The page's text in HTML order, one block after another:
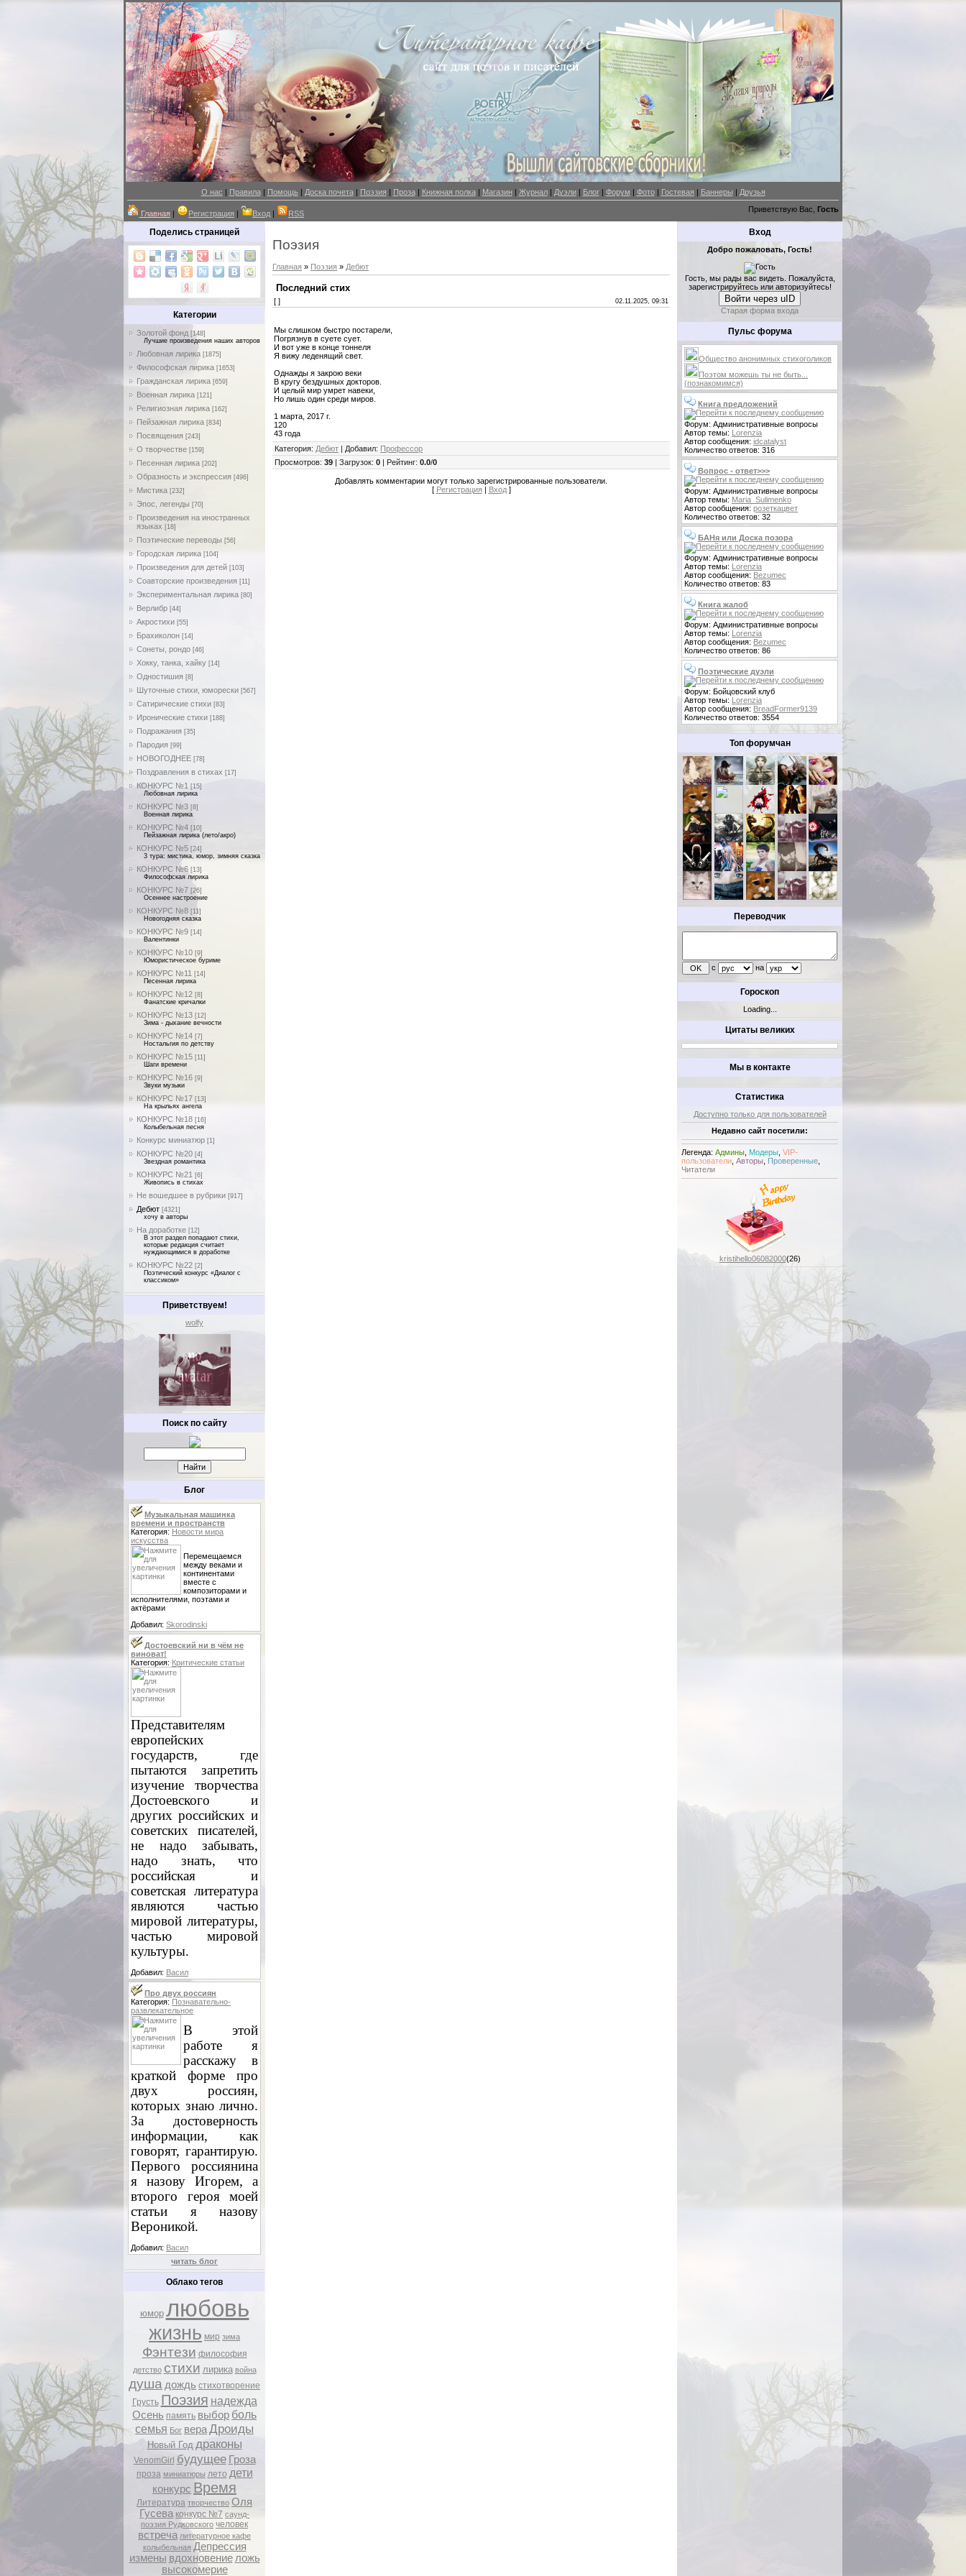
О нас | Правила| Помощь | Доска почета| Поэзия | Проза| Книжная полка| Магазин| Журнал| Дуэли| Блог| Форум | Фото| Гостевая | Баннеры | Друзья
Главная | Регистрация | Вход | RSS Приветствую Вас, Гость
Поделись страницей
Категории
Золотой фонд [148]
Лучшие произведения наших авторов
Любовная лирика [1875]
Философская лирика [1653]
Гражданская лирика [659]
Военная лирика [121]
Религиозная лирика [162]
Пейзажная лирика [834]
Посвящения [243]
О творчестве [159]
Песенная лирика [202]
Образность и экспрессия [496]
Мистика [232]
Эпос, легенды [70]
Произведения на иностранных
языках [18]
Поэтические переводы [56]
Городская лирика [104]
Произведения для детей [103]
Соавторские произведения [11]
Экспериментальная лирика [80]
Верлибр [44]
Акростихи [55]
Брахиколон [14]
Сонеты, рондо [46]
Хокку, танка, хайку [14]
Одностишия [8]
Шуточные стихи, юморески [567]
Сатирические стихи [83]
Иронические стихи [188]
Подражания [35]
Пародия [99]
НОВОГОДНЕЕ [78]
Поздравления в стихах [17]
КОНКУРС №1 [15]
Любовная лирика
КОНКУРС №3 [8]
Военная лирика
КОНКУРС №4 [10]
Пейзажная лирика (лето/акро)
КОНКУРС №5 [24]
3 тура: мистика, юмор, зимняя сказка
КОНКУРС №6 [13]
Философская лирика
КОНКУРС №7 [26]
Осеннее настроение
КОНКУРС №8 [11]
Новогодняя сказка
КОНКУРС №9 [14]
Валентинки
КОНКУРС №10 [9]
Юмористическое буриме
КОНКУРС №11 [14]
Песенная лирика
КОНКУРС №12 [8]
Фанатские кричалки
КОНКУРС №13 [12]
Зима - дыхание вечности
КОНКУРС №14 [7]
Ностальгия по детству
КОНКУРС №15 [11]
Шаги времени
КОНКУРС №16 [9]
Звуки музыки
КОНКУРС №17 [13]
На крыльях ангела
КОНКУРС №18 [16]
Колыбельная песня
Конкурс миниатюр [1]
КОНКУРС №20 [4]
Звездная романтика
КОНКУРС №21 [6]
Живопись в стихах
Не вошедшее в рубрики [917]
Дебют [4321]
хочу в авторы
На доработке [12]
В этот раздел попадают стихи,
которые редакция считает
нуждающимися в доработке
КОНКУРС №22 [2]
Поэтический конкурс «Диалог с
классиком»
Приветствуем!
wolfy
Поиск по сайту
Блог
Музыкальная машинка
времени и пространств
Категория: Новости мира
искусства
Перемещаемся
между веками и
континентами
вместе с
композиторами и
исполнителями, поэтами и
актёрами
Добавил: Skorodinski
Достоевский ни в чём не
виноват!
Категория: Критические статьи
Представителям
европейских
государств, где
пытаются запретить
изучение творчества
Достоевского и
других российских и
советских писателей,
не надо забывать,
надо знать, что
российская и
советская литература
являются частью
мировой литературы,
частью мировой
культуры.
Добавил: Васил
Про двух россиян
Категория: Познавательно-
развлекательное
В этой
работе я
расскажу в
краткой форме про
двух россиян,
которых знаю лично.
За достоверность
информации, как
говорят, гарантирую.
Первого россиянина
я назову Игорем, а
второго героя моей
статьи я назову
Вероникой.
Добавил: Васил
читать блог
Облако тегов
юмор любовь
жизнь мир зима
Фэнтези философия
детство стихи лирика война
душа дождь стихотворение
Грусть Поэзия надежда
Осень память выбор боль
семья Бог вераДроиды
Новый Год драконы
VenomGirl будущее Гроза
проза миниатюры лето дети
конкурс Время
Литература творчество Оля
Гусева конкурс №7 саунд-
поэзия Рудковского человек
встреча литературное кафе
колыбельная Депрессия
измены вдохновение ложь
высокомерие
Поэзия
Главная » Поэзия » Дебют
Последний стих
[ ] 02.11.2025, 09:31
Мы слишком быстро постарели,
Погрязнув в суете сует.
И вот уже в конце тоннеля
Я вижу леденящий свет.
Однажды я закрою веки
В кругу бездушных докторов.
И целый мир умрет навеки,
Но лишь один среди миров.
1 марта, 2017 г.
120
43 года
Категория: Дебют Добавил: Профессор
Просмотров: 39 Загрузок: 0 Рейтинг: 0.0/0
Добавлять комментарии могут только зарегистрированные пользователи.
[ Регистрация Вход]
Вход
Добро пожаловать, Гость!
Гость, мы рады вас видеть. Пожалуйста,
зарегистрируйтесь или авторизуйтесь!
Войти через uID
Старая форма входа
Пульс форума
Общество анонимных стихоголиков
Поэтом можешь ты не быть...
(познакомимся)
Книга предложений
Форум: Административные вопросы
Автор темы: Lorenzia
Автор сообщения: idcatalyst
Количество ответов: 316
Вопрос - ответ>>>
Форум: Административные вопросы
Автор темы: Maria_Sulimenko
Автор сообщения: розеткацвет
Количество ответов: 32
БАНя или Доска позора
Форум: Административные вопросы
Автор темы: Lorenzia
Автор сообщения: Bezumec
Количество ответов: 83
Книга жалоб
Форум: Административные вопросы
Автор темы: Lorenzia
Автор сообщения: Bezumec
Количество ответов: 86
Поэтические дуэли
Форум: Бойцовский клуб
Автор темы: Lorenzia
Автор сообщения: BreadFormer9139
Количество ответов: 3554
Топ форумчан
Переводчик
с на
Гороскоп
Loading...
Цитаты великих
Мы в контакте
Статистика
Доступно только для пользователей
Недавно сайт посетили:
Легенда: Админы Модеры VIP-
пользователи Авторы Проверенные
Читатели
kristihello06082000(26)